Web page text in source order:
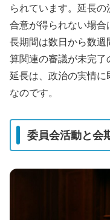
られています。延長の
合意が得られない場
長期間は数日から数
算関連の審議が未完了
延長は、政治の実情
なのです。
委員会活動と会